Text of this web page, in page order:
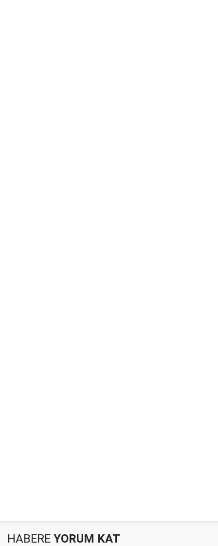
HABERE YORUM KAT